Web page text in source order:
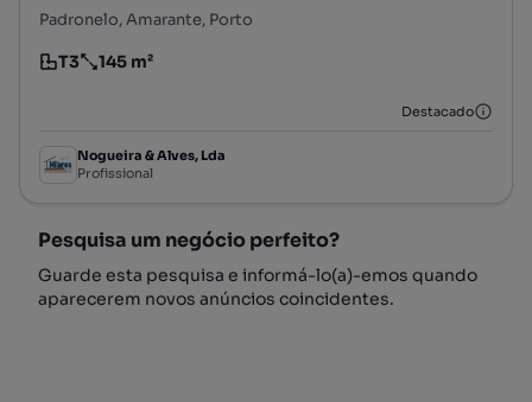
Padronelo, Amarante, Porto
Tipologia
T3
Preço por metro quadrado
145 m²
Destacado
Nogueira & Alves, Lda
Profissional
Pesquisa um negócio perfeito?
Guarde esta pesquisa e informá-lo(a)-emos quando
aparecerem novos anúncios coincidentes.